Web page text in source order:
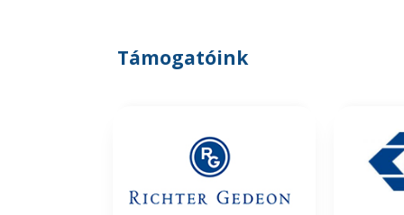
Támogatóink